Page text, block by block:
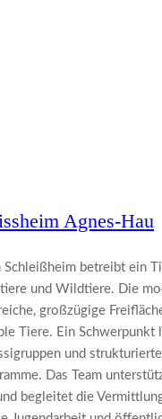
Agnes-Hau
Schleißheim betreibt ein
und Wildtiere. Die
großzügige
Tiere. Ein Schwerpunkt
und strukturierte
Das Team
begleitet die